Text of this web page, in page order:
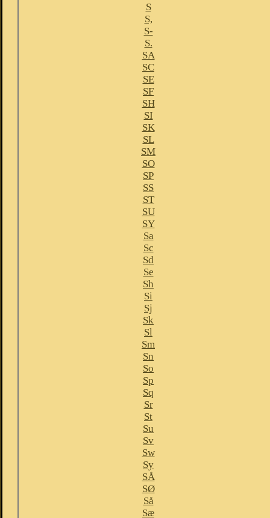
S
S,
S-
S.
SA
SC
SE
SF
SH
SI
SK
SL
SM
SO
SP
SS
ST
SU
SY
Sa
Sc
Sd
Se
Sh
Si
Sj
Sk
Sl
Sm
Sn
So
Sp
Sq
Sr
St
Su
Sv
Sw
Sy
SÅ
SØ
Så
Sæ